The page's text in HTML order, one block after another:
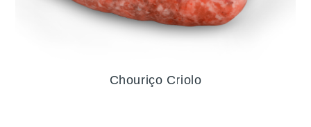
Chouriço Criolo